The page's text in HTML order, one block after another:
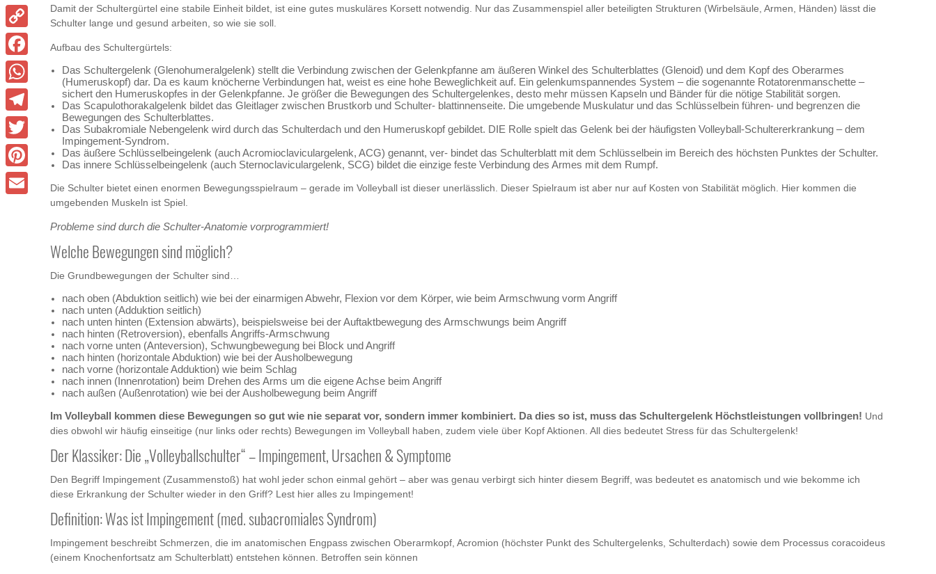
Damit der Schultergürtel eine stabile Einheit bildet, ist eine gutes muskuläres Korsett notwendig. Nur das Zusammenspiel aller beteiligten Strukturen (Wirbelsäule, Armen, Händen) lässt die
Schulter lange und gesund arbeiten, so wie sie soll.
Aufbau des Schultergürtels:
Das Schultergelenk (Glenohumeralgelenk) stellt die Verbindung zwischen der Gelenkpfanne am äußeren Winkel des Schulterblattes (Glenoid) und dem Kopf des Oberarmes
(Humeruskopf) dar. Da es kaum knöcherne Verbindungen hat, weist es eine hohe Beweglichkeit auf. Ein gelenkumspannendes System – die sogenannte Rotatorenmanschette –
sichert den Humeruskopfes in der Gelenkpfanne. Je größer die Bewegungen des Schultergelenkes, desto mehr müssen Kapseln und Bänder für die nötige Stabilität sorgen.
Das Scapulothorakalgelenk bildet das Gleitlager zwischen Brustkorb und Schulter- blattinnenseite. Die umgebende Muskulatur und das Schlüsselbein führen- und begrenzen die
Bewegungen des Schulterblattes.
Das Subakromiale Nebengelenk wird durch das Schulterdach und den Humeruskopf gebildet. DIE Rolle spielt das Gelenk bei der häufigsten Volleyball-Schultererkrankung – dem
Impingement-Syndrom.
Das äußere Schlüsselbeingelenk (auch Acromioclaviculargelenk, ACG) genannt, ver- bindet das Schulterblatt mit dem Schlüsselbein im Bereich des höchsten Punktes der Schulter.
Das innere Schlüsselbeingelenk (auch Sternoclaviculargelenk, SCG) bildet die einzige feste Verbindung des Armes mit dem Rumpf.
Die Schulter bietet einen enormen Bewegungsspielraum – gerade im Volleyball ist dieser unerlässlich. Dieser Spielraum ist aber nur auf Kosten von Stabilität möglich. Hier kommen die
umgebenden Muskeln ist Spiel.
Probleme sind durch die Schulter-Anatomie vorprogrammiert!
Welche Bewegungen sind möglich?
Die Grundbewegungen der Schulter sind…
nach oben (Abduktion seitlich) wie bei der einarmigen Abwehr, Flexion vor dem Körper, wie beim Armschwung vorm Angriff
nach unten (Adduktion seitlich)
nach unten hinten (Extension abwärts), beispielsweise bei der Auftaktbewegung des Armschwungs beim Angriff
nach hinten (Retroversion), ebenfalls Angriffs-Armschwung
nach vorne unten (Anteversion), Schwungbewegung bei Block und Angriff
nach hinten (horizontale Abduktion) wie bei der Ausholbewegung
nach vorne (horizontale Adduktion) wie beim Schlag
nach innen (Innenrotation) beim Drehen des Arms um die eigene Achse beim Angriff
nach außen (Außenrotation) wie bei der Ausholbewegung beim Angriff
Im Volleyball kommen diese Bewegungen so gut wie nie separat vor, sondern immer kombiniert. Da dies so ist, muss das Schultergelenk Höchstleistungen vollbringen! Und
dies obwohl wir häufig einseitige (nur links oder rechts) Bewegungen im Volleyball haben, zudem viele über Kopf Aktionen. All dies bedeutet Stress für das Schultergelenk!
Der Klassiker: Die „Volleyballschulter“ – Impingement, Ursachen & Symptome
Den Begriff Impingement (Zusammenstoß) hat wohl jeder schon einmal gehört – aber was genau verbirgt sich hinter diesem Begriff, was bedeutet es anatomisch und wie bekomme ich
diese Erkrankung der Schulter wieder in den Griff? Lest hier alles zu Impingement!
Definition: Was ist Impingement (med. subacromiales Syndrom)
Impingement beschreibt Schmerzen, die im anatomischen Engpass zwischen Oberarmkopf, Acromion (höchster Punkt des Schultergelenks, Schulterdach) sowie dem Processus coracoideus
(einem Knochenfortsatz am Schulterblatt) entstehen können. Betroffen sein können
Copy
Link
Facebook
WhatsApp
Telegram
Twitter
Pinterest